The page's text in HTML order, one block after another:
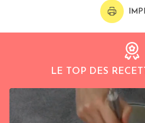
LE TOP DES